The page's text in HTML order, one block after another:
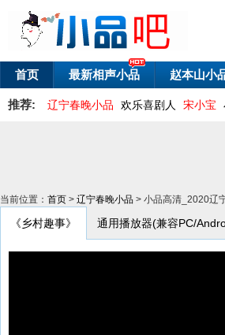
首页 最新相声小品 赵本山小
推荐: 辽宁春晚小品 欢乐喜剧人 宋小宝
当前位置： 首页 > 辽宁春晚小品 > 小品高清_2020辽
《乡村趣事》 通用播放器(兼容PC/